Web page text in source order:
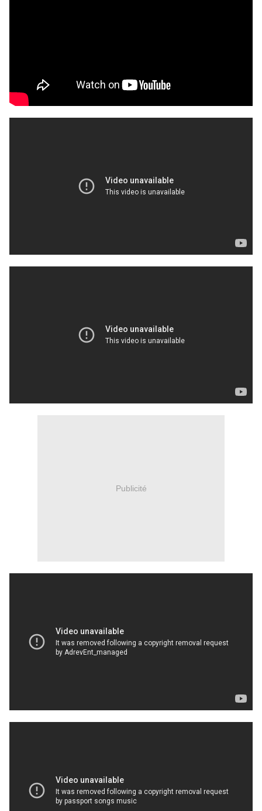
Publicité